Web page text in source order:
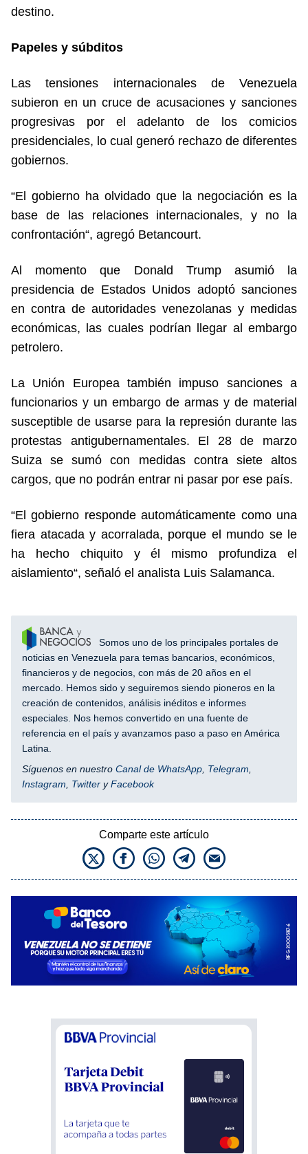
destino.
Papeles y súbditos
Las tensiones internacionales de Venezuela
subieron en un cruce de acusaciones y sanciones
progresivas por el adelanto de los comicios
presidenciales, lo cual generó rechazo de diferentes
gobiernos.
“El gobierno ha olvidado que la negociación es la
base de las relaciones internacionales, y no la
confrontación“, agregó Betancourt.
Al momento que Donald Trump asumió la
presidencia de Estados Unidos adoptó sanciones
en contra de autoridades venezolanas y medidas
económicas, las cuales podrían llegar al embargo
petrolero.
La Unión Europea también impuso sanciones a
funcionarios y un embargo de armas y de material
susceptible de usarse para la represión durante las
protestas antigubernamentales. El 28 de marzo
Suiza se sumó con medidas contra siete altos
cargos, que no podrán entrar ni pasar por ese país.
“El gobierno responde automáticamente como una
fiera atacada y acorralada, porque el mundo se le
ha hecho chiquito y él mismo profundiza el
aislamiento“, señaló el analista Luis Salamanca.
Somos uno de los principales portales de
noticias en Venezuela para temas bancarios, económicos,
financieros y de negocios, con más de 20 años en el
mercado. Hemos sido y seguiremos siendo pioneros en la
creación de contenidos, análisis inéditos e informes
especiales. Nos hemos convertido en una fuente de
referencia en el país y avanzamos paso a paso en América
Latina.
Síguenos en nuestro Canal de WhatsApp, Telegram,
Instagram, Twitter yFacebook
Comparte este artículo